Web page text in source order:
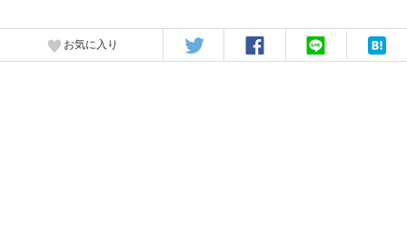
お気に入り